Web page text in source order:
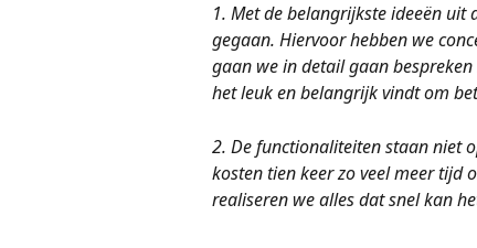
1. Met de belangrijkste ideeën uit
gegaan. Hiervoor hebben we
gaan we in detail gaan
het leuk en belangrijk vindt om
2. De functionaliteiten staan niet
kosten tien keer zo veel meer
realiseren we alles dat snel kan